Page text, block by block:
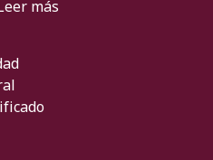
más